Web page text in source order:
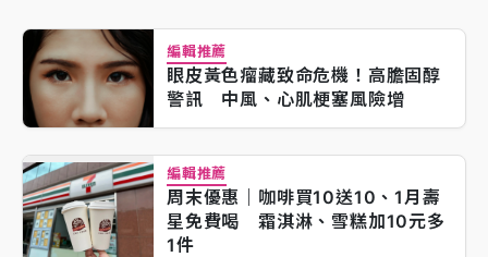
編輯推薦
眼皮黃色瘤藏致命危機！高膽固醇
警訊 中風、心肌梗塞風險增
編輯推薦
周末優惠｜咖啡買10送10、1月壽
星免費喝 霜淇淋、雪糕加10元多
1件